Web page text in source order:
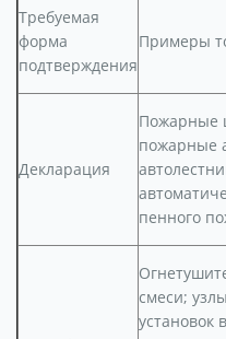
Требуемая
форма
подтверждения
Примеры
Декларация
Пожарные
пожарные
пенного
смеси;
установок